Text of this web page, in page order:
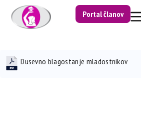
Portal članov
Dusevno blagostanje mladostnikov